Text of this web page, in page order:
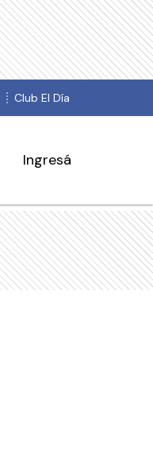
Club El Día
Ingresá